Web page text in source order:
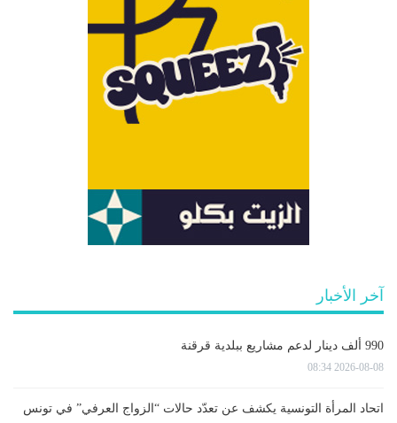
آخر الأخبار
990 ألف دينار لدعم مشاريع ببلدية قرقنة
2026-08-08 08:34
اتحاد المرأة التونسية يكشف عن تعدّد حالات “الزواج العرفي” في تونس